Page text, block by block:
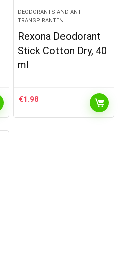
DEODORANTS AND ANTI-
TRANSPIRANTEN
Rexona Deodorant
Stick Cotton Dry, 40
ml
€1.98